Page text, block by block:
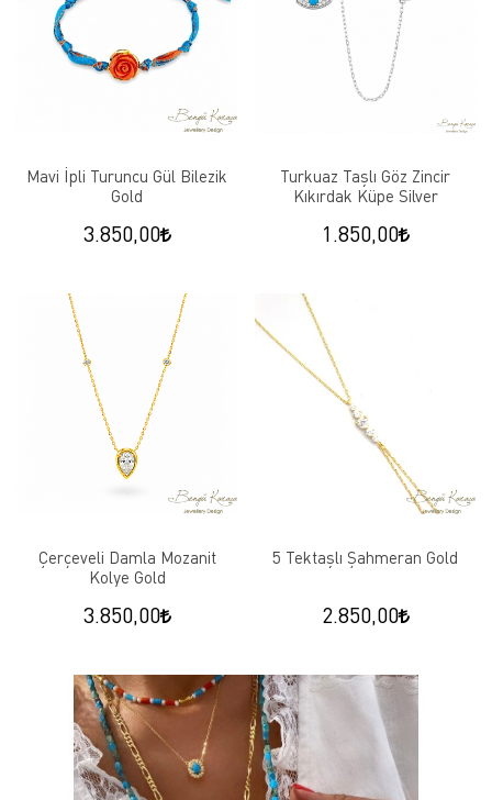
Mavi İpli Turuncu Gül Bilezik
Gold
3.850,00
Turkuaz Taşlı Göz Zincir
Kıkırdak Küpe Silver
1.850,00
Çerçeveli Damla Mozanit
Kolye Gold
3.850,00
5 Tektaşlı Şahmeran Gold
2.850,00